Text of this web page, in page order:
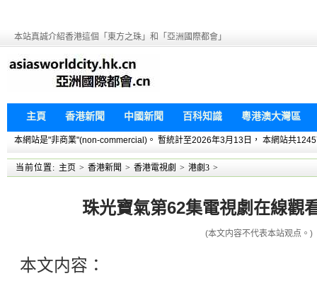
本站真誠介紹香港這個「東方之珠」和「亞洲國際都會」
主頁 香港新聞 中國新聞 百科知識 粵港澳大灣區
本網站是"非商業"(non-commercial)。 暫統計至2026年3月13日， 本網站共
当前位置: 主页 > 香港新聞 > 香港電視劇 > 港劇3 >
珠光寶氣第62集電視劇在線觀
(本文内容不代表本站观点。)
本文内容：